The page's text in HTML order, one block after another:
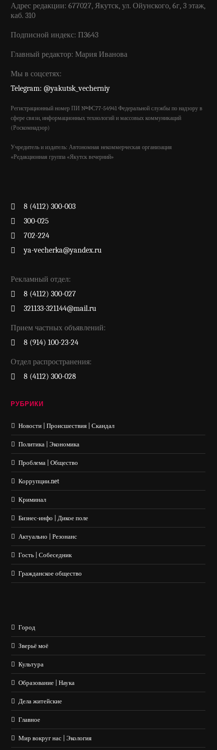
Адрес редакции: 677027, Якутск, ул. Ойунского, 6г, 3 этаж,
каб. 310
Подписной индекс: П3643
Главный редактор: Мария Иванова
Мы в соцсетях:
Telegram: @yakutsk_vecherniy
Регистрационный номер ПИ №ФС77-54941 Федеральной службы по надзору в
сфере связи, информационных технологий и массовых коммуникаций
(Роскомнадзор)
Учредитель и издатель: Автономная некоммерческая организация
«Редакционная группа «Якутск вечерний»
8 (4112) 300-003
300-025
702-224
ya-vecherka@yandex.ru
Рекламный отдел:
8 (4112) 300-027
321133-321144@mail.ru
Прием частных объявлений:
8 (914) 100-23-24
Отдел распространения:
8 (4112) 300-028
РУБРИКИ
Новости | Происшествия | Скандал
Политика | Экономика
Проблема | Общество
Коррупции.net
Криминал
Бизнес-инфо | Дикое поле
Актуально | Резонанс
Гость | Собеседник
Гражданское общество
Город
Зверьё моё
Культура
Образование | Наука
Дела житейские
Главное
Мир вокруг нас | Экология